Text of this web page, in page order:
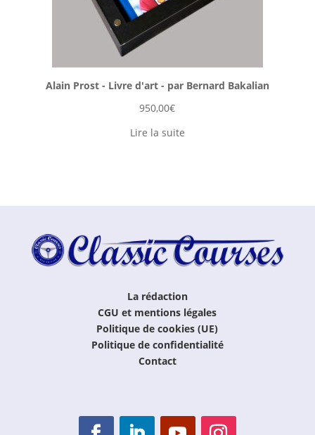
Alain Prost - Livre d'art - par Bernard Bakalian
950,00€
Lire la suite
La rédaction
CGU et mentions légales
Politique de cookies (UE)
Politique de confidentialité
Contact